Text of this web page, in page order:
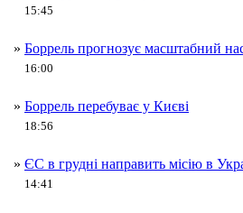
15:45
» Боррель прогнозує масштабний
16:00
» Боррель перебуває у Києві
18:56
» ЄС в грудні направить місію в
14:41